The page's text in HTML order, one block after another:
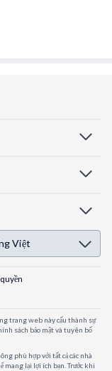
Việt
trang web này cấu thành sự
sách bảo mật và tuyên bố
phù hợp với tất cả các nhà
mang lại lợi ích bạn. Trước khi